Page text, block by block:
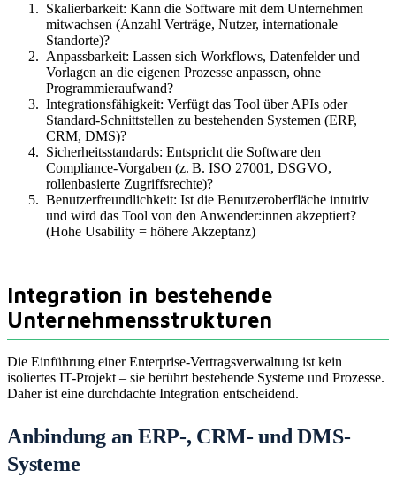
Skalierbarkeit: Kann die Software mit dem Unternehmen
mitwachsen (Anzahl Verträge, Nutzer, internationale
Standorte)?
Anpassbarkeit: Lassen sich Workflows, Datenfelder und
Vorlagen an die eigenen Prozesse anpassen, ohne
Programmieraufwand?
Integrationsfähigkeit: Verfügt das Tool über APIs oder
Standard-Schnittstellen zu bestehenden Systemen (ERP,
CRM, DMS)?
Sicherheitsstandards: Entspricht die Software den
Compliance-Vorgaben (z. B. ISO 27001, DSGVO,
rollenbasierte Zugriffsrechte)?
Benutzerfreundlichkeit: Ist die Benutzeroberfläche intuitiv
und wird das Tool von den Anwender:innen akzeptiert?
(Hohe Usability = höhere Akzeptanz)
Integration in bestehende
Unternehmensstrukturen
Die Einführung einer Enterprise-Vertragsverwaltung ist kein
isoliertes IT-Projekt – sie berührt bestehende Systeme und Prozesse.
Daher ist eine durchdachte Integration entscheidend.
Anbindung an ERP-, CRM- und DMS-
Systeme